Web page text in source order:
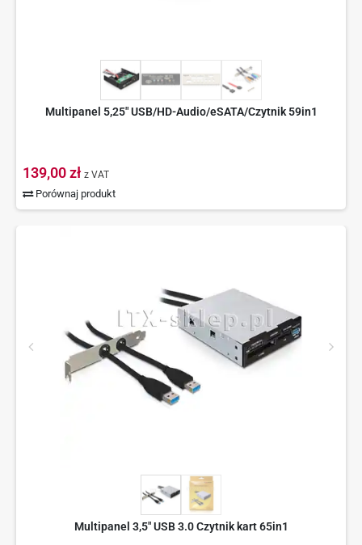
Multipanel 5,25" USB/HD-Audio/eSATA/Czytnik 59in1
139,00 zł z VAT
Porównaj produkt
Multipanel 3,5" USB 3.0 Czytnik kart 65in1